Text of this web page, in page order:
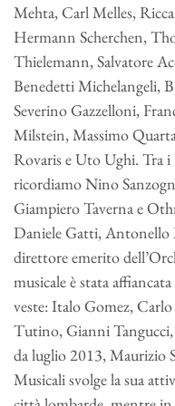
Mehta, Carl Melles,
Hermann Scherchen,
Thielemann, Salvatore
Benedetti Michelangeli,
Severino Gazzelloni,
Milstein, Massimo
Rovaris e Uto Ughi. Tra
ricordiamo Nino
Giampiero Taverna e
Daniele Gatti, Antonello
direttore emerito
musicale è stata
veste: Italo Gomez,
Tutino, Gianni
da luglio 2013, Maurizio
Musicali svolge la sua